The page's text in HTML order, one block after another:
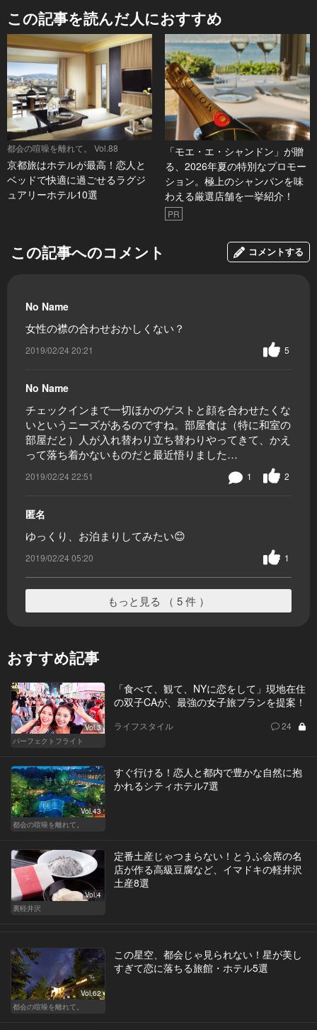
この記事を読んだ人におすすめ
都会の喧噪を離れて。 Vol.88
京都旅はホテルが最高！恋人と
ベッドで快適に過ごせるラグジ
ュアリーホテル10選
「モエ・エ・シャンドン」が贈
る、2026年夏の特別なプロモー
ション。極上のシャンパンを味
わえる厳選店舗を一挙紹介！
PR
この記事へのコメント コメントする
No Name
女性の襟の合わせおかしくない？
2019/02/24 20:21 5
No Name
チェックインまで一切ほかのゲストと顔を合わせたくな
いというニーズがあるのですね。部屋食は（特に和室の
部屋だと）人が入れ替わり立ち替わりやってきて、かえ
って落ち着かないものだと最近悟りました…
2019/02/24 22:51 2
1
匿名
ゆっくり、お泊まりしてみたい😊
2019/02/24 05:20 1
もっと見る （ 5 件 ）
おすすめ記事
Vol.3
パーフェクトフライト
「食べて、観て、NYに恋をして」現地在住
の双子CAが、最強の女子旅プランを提案！
ライフスタイル 24
Vol.43
都会の喧噪を離れて。
すぐ行ける！恋人と都内で豊かな自然に抱
かれるシティホテル7選
Vol.4
裏軽井沢
定番土産じゃつまらない！とうふ会席の名
店が作る高級豆腐など、イマドキの軽井沢
土産8選
Vol.62
都会の喧噪を離れて。
この星空、都会じゃ見られない！星が美し
すぎて恋に落ちる旅館・ホテル5選